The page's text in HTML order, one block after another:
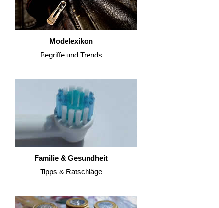
Modelexikon
Begriffe und Trends
Familie & Gesundheit
Tipps & Ratschläge